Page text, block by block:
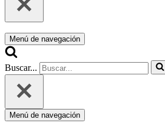
Menú de navegación
Buscar...
Menú de navegación